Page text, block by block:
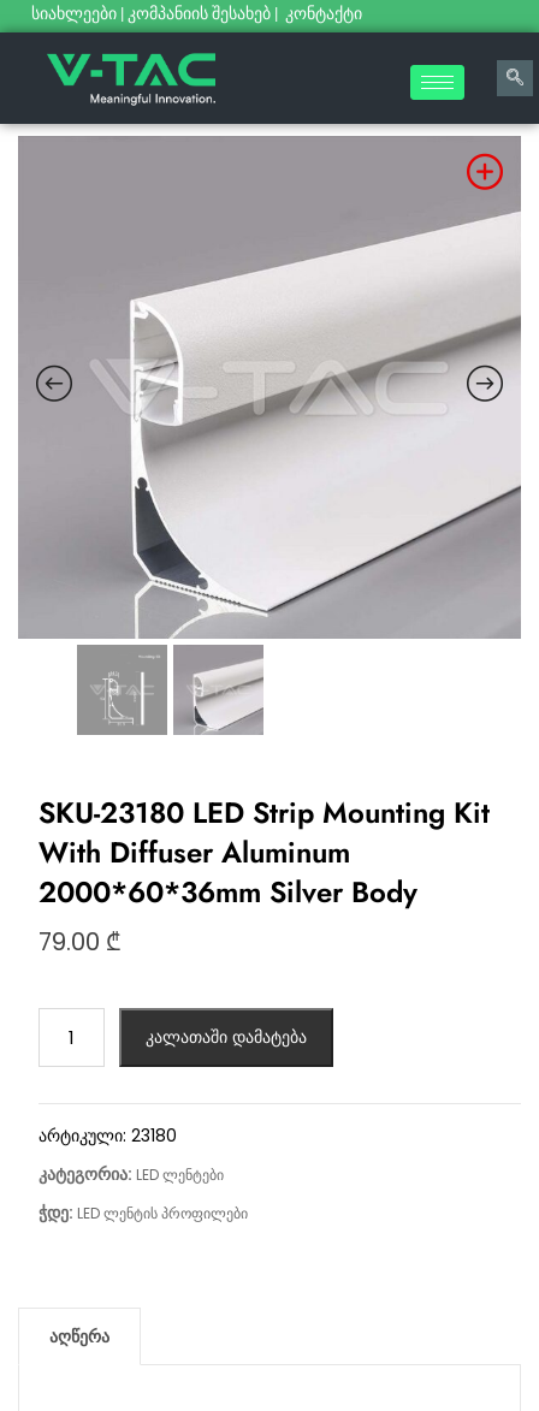
სიახლეები | კომპანიის შესახებ | კონტაქტი
SKU-23180 LED Strip Mounting Kit
With Diffuser Aluminum
2000*60*36mm Silver Body
79.00 ₾
კალათაში დამატება
არტიკული: 23180
კატეგორია: LED ლენტები
ჭდე: LED ლენტის პროფილები
აღწერა